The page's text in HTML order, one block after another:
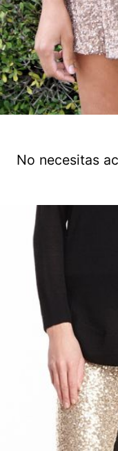
No necesitas